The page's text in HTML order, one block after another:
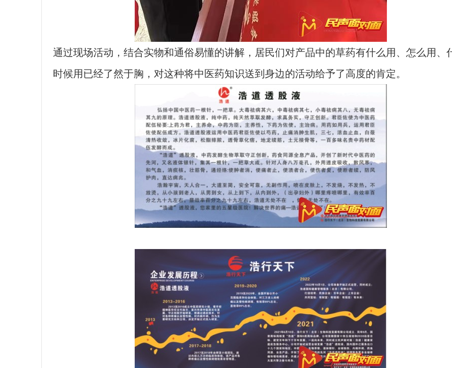
通过现场活动，结合实物和通俗易懂的讲解，居民们对产品中的草药有什么用、怎么用、
时候用已经了然于胸，对这种将中医药知识送到身边的活动给予了高度的肯定。